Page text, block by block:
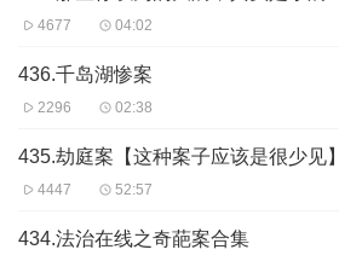
4677 04:02
436.千岛湖惨案
2296 02:38
435.劫庭案【这种案子应该是很少见】
4447 52:57
434.法治在线之奇葩案合集